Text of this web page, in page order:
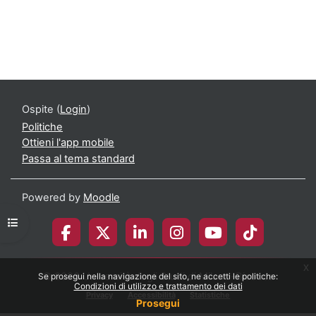
Se prosegui nella navigazione del sito, ne accetti le politiche:
Condizioni di utilizzo e trattamento dei dati
Prosegui
x
Apri indice del corso
Ospite (Login)
Politiche
Ottieni l'app mobile
Passa al tema standard
Powered by Moodle
© 2026 Università degli Studi di Milano-Bicocca